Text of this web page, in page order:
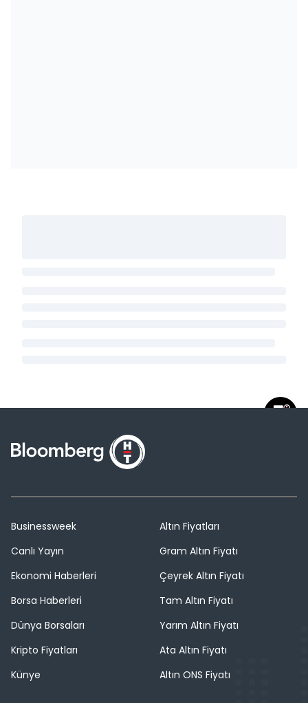
Businessweek
Canlı Yayın
Ekonomi Haberleri
Borsa Haberleri
Dünya Borsaları
Kripto Fiyatları
Künye
Altın Fiyatları
Gram Altın Fiyatı
Çeyrek Altın Fiyatı
Tam Altın Fiyatı
Yarım Altın Fiyatı
Ata Altın Fiyatı
Altın ONS Fiyatı